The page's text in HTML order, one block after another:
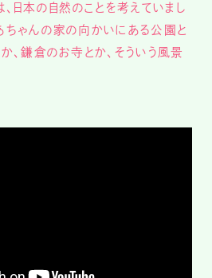
本の自然のことを考えていまし
ちゃんの家の向かいにある公園と
、鎌倉のお寺とか、そういう風景